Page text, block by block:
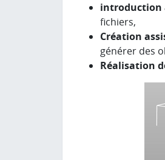
introduction
fichiers,
Création
générer des
Réalisation